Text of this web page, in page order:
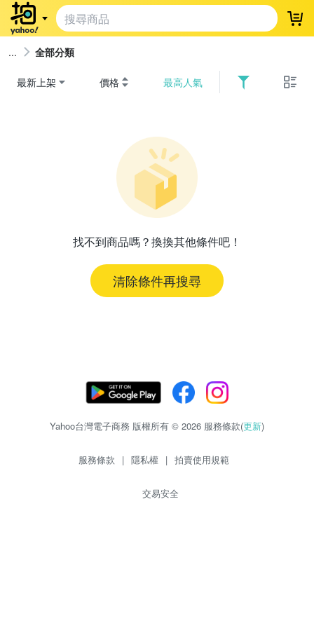
登
全部分類
最新上架 價格 最高人氣
找不到商品嗎？換換其他條件吧！
清除條件再搜尋
Yahoo台灣電子商務 版權所有 © 2026 服務條款(更新)
服務條款 | 隱私權 | 拍賣使用規範
交易安全